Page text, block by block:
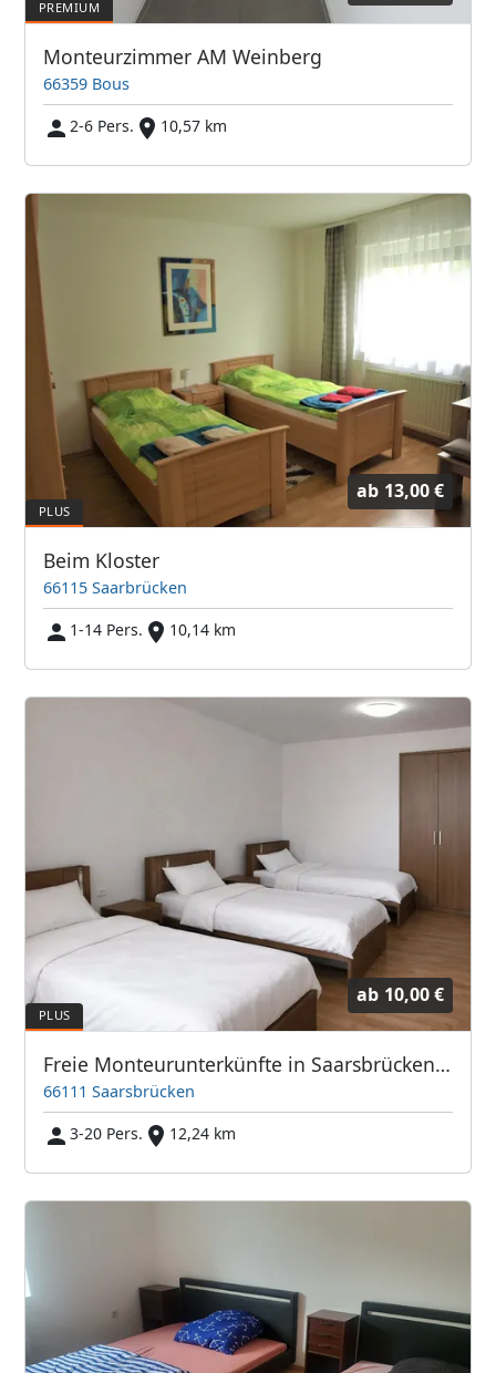
Monteurzimmer AM Weinberg
66359 Bous
2-6 Pers.
10,57 km
ab 13,00 €
Beim Kloster
66115 Saarbrücken
1-14 Pers.
10,14 km
ab 10,00 €
Freie Monteurunterkünfte in Saarsbrücken – JETZT anrufen! Wir sprechen auch Polnisch
66111 Saarsbrücken
3-20 Pers.
12,24 km